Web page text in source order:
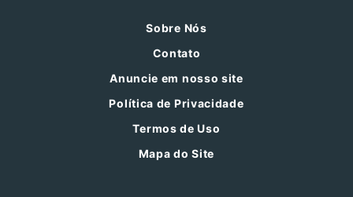
Sobre Nós
Contato
Anuncie em nosso site
Política de Privacidade
Termos de Uso
Mapa do Site